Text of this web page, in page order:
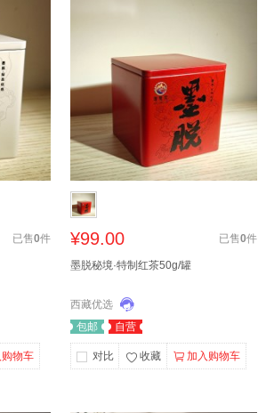
已售0件
物车
¥99.00 已售0件
墨脱秘境·特制红茶50g/罐
西藏优选
包邮
自营
对比 收藏 加入购物车